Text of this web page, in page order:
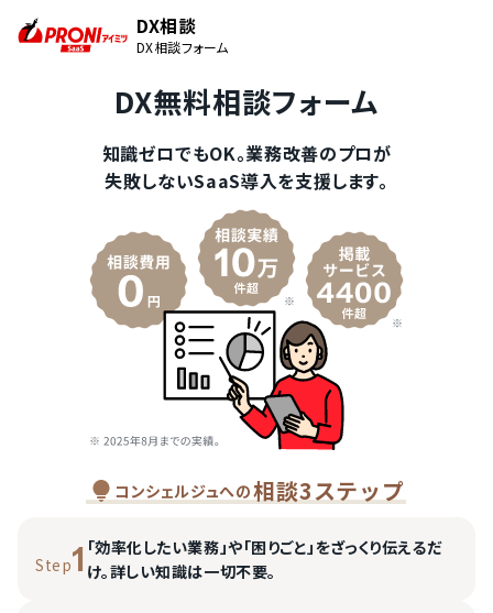
DX相談
DX相談フォーム
DX無料相談フォーム
知識ゼロでもOK。業務改善のプロが
失敗しないSaaS導入を支援します。
コンシェルジュへの相談3ステップ
Step1 「効率化したい業務」や「困りごと」をざっくり伝えるだ
け。詳しい知識は一切不要。